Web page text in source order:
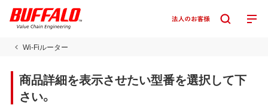
Wi-Fiルーター
商品詳細を表示させたい型番を選択して下
さい。